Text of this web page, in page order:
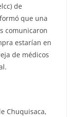
de
que una
comunicaron
estarían en
de médicos
Chuquisaca,